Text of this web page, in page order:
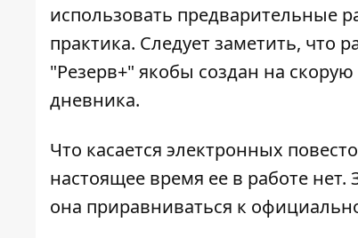
использовать предварительные
практика. Следует заметить, что
"Резерв+" якобы создан на
дневника.
Что касается электронных
настоящее время ее в работе
она приравниваться к